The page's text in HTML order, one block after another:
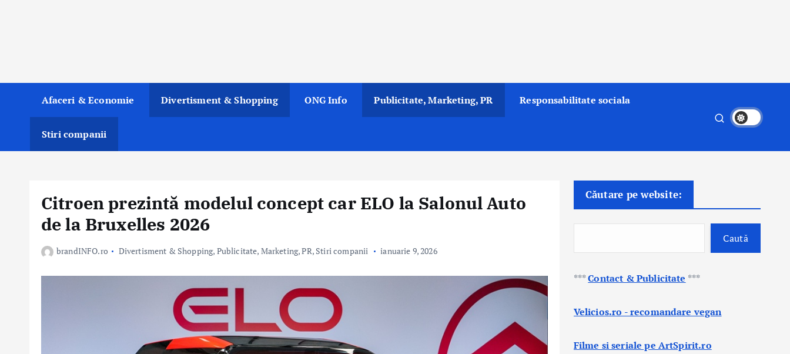
Afaceri & Economie Divertisment & Shopping ONG Info Publicitate, Marketing, PR Responsabilitate sociala
Stiri companii
Citroen prezintă modelul concept car ELO la Salonul Auto
de la Bruxelles 2026
brandINFO.ro Divertisment & Shopping, Publicitate, Marketing, PR, Stiri companii ianuarie 9, 2026
Căutare pe website:
Caută
***Contact & Publicitate ***
Velicios.ro - recomandare vegan
Filme si seriale pe ArtSpirit.ro